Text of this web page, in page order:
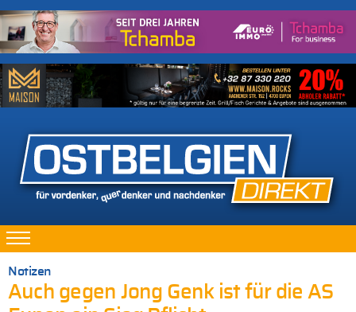
Notizen
Auch gegen Jong Genk ist für die AS